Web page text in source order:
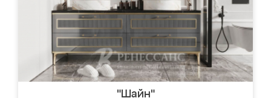
"Шайн"